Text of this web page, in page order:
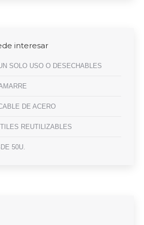
interesar
SOLO USO O DESECHABLES
DE ACERO
REUTILIZABLES
50U.